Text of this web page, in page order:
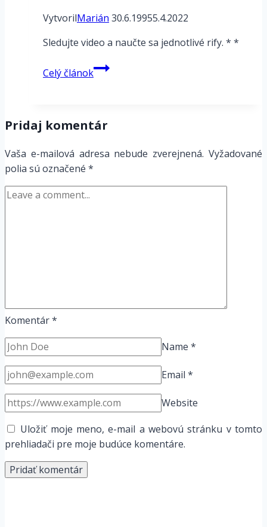
VytvorilMarián 30.6.19955.4.2022
Sledujte video a naučte sa jednotlivé rify. * *
Celý článokBlues
–
Pridaj komentár
Vaša e-mailová adresa nebude zverejnená. Vyžadované
polia sú označené *
Komentár*
Name *
Email *
Website
Uložiť moje meno, e-mail a webovú stránku v tomto
prehliadači pre moje budúce komentáre.